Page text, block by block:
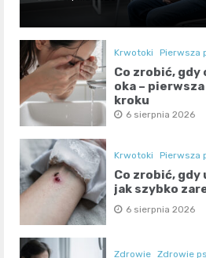
Krwotoki Pierwsza
Co zrobić, gdy
oka –
kroku
6 sierpnia 2026
Krwotoki Pierwsza
Co zrobić, gdy
jak szybko
6 sierpnia 2026
Zdrowie Zdrowie